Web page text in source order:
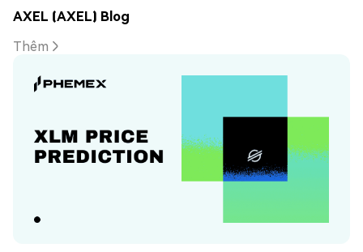
AXEL (AXEL) Blog
Thêm